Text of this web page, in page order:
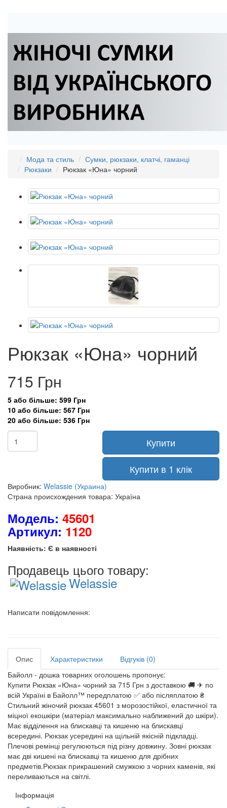
Мода та стиль
Сумки, рюкзаки, клатчі, гаманці
Рюкзаки
Рюкзак «Юна» чорний
Рюкзак «Юна» чорний
715 Грн
5 або більше: 599 Грн
10 або більше: 567 Грн
20 або більше: 536 Грн
Купити
Купити в 1 клік
Виробник: Welassie (Украина)
Страна происхождения товара: Україна
Модель: 45601
Артикул: 1120
Наявність: Є в наявності
Продавець цього товару:
Welassie
Написати повідомлення:
Опис Характеристики
Відгуків (0)
Байолл - дошка товарних оголошень пропонує:
Купити Рюкзак «Юна» чорний за 715 Грн з доставкою 🚚 ✈ по
всій Україні в Байолл™ передплатою ✅ або післяплатою ₴
Стильний жіночий рюкзак 45601 з морозостійкої, еластичної та
міцної екошкіри (матеріал максимально наближений до шкіри).
Має відділення на блискавці та кишеню на блискавці
всередині. Рюкзак усередині на щільній якісній підкладці.
Плечові ремінці регулюються під різну довжину. Зовні рюкзак
має дві кишені на блискавці та кишеню для дрібних
предметів.Рюкзак прикрашений смужкою з чорних каменів, які
переливаються на світлі.
Інформація